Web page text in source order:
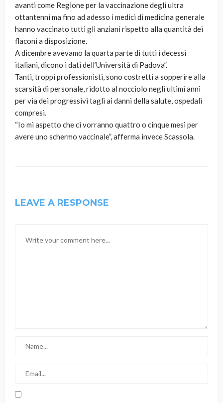
avanti come Regione per la vaccinazione degli ultra
ottantenni ma fino ad adesso i medici di medicina generale
hanno vaccinato tutti gli anziani rispetto alla quantità dei
flaconi a disposizione.
A dicembre avevamo la quarta parte di tutti i decessi
italiani, dicono i dati dell’Università di Padova”.
Tanti, troppi professionisti, sono costretti a sopperire alla
scarsità di personale, ridotto al nocciolo negli ultimi anni
per via dei progressivi tagli ai danni della salute, ospedali
compresi.
“Io mi aspetto che ci vorranno quattro o cinque mesi per
avere uno schermo vaccinale”, afferma invece Scassola.
LEAVE A RESPONSE